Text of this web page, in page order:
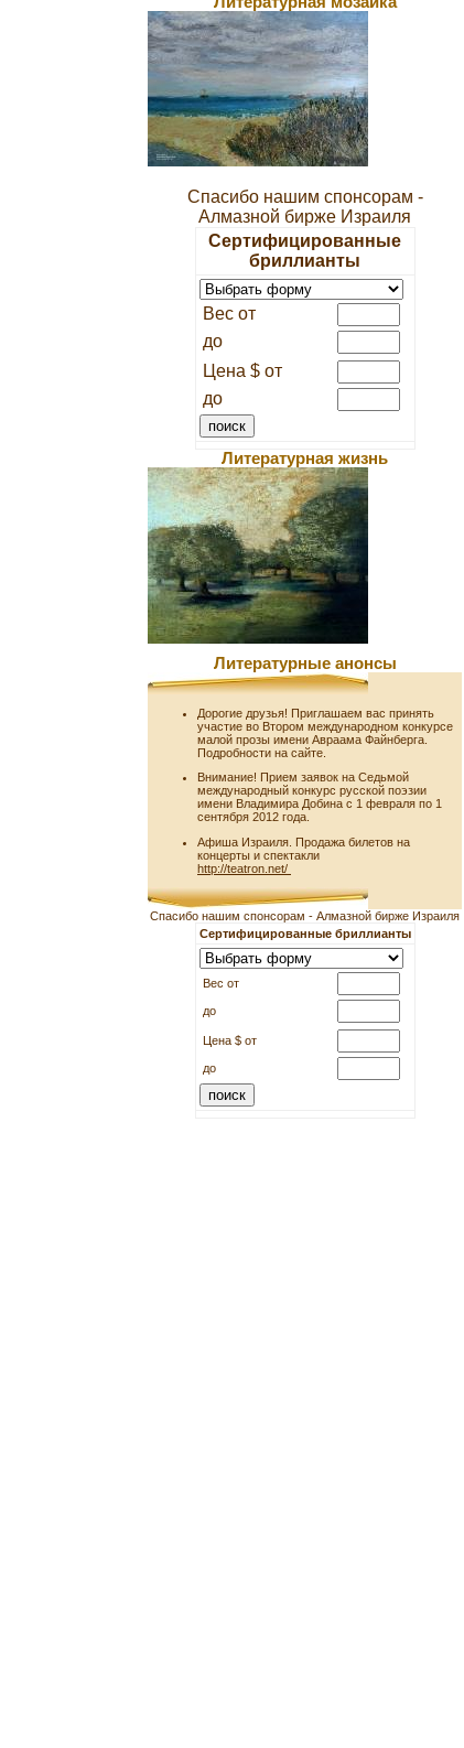
Спасибо нашим спонсорам -
Алмазной бирже Израиля
Сертифицированные
бриллианты
Вес от
до
Цена $ от
до
Литературная жизнь
Литературные анонсы
Дорогие друзья! Приглашаем вас принять
участие во Втором международном конкурсе
малой прозы имени Авраама Файнберга.
Подробности на сайте.
Внимание! Прием заявок на Седьмой
международный конкурс русской поэзии
имени Владимира Добина с 1 февраля по 1
сентября 2012 года.
Афиша Израиля. Продажа билетов на
концерты и спектакли
http://teatron.net/
Спасибо нашим спонсорам - Алмазной бирже Израиля
Сертифицированные бриллианты
Вес от
до
Цена $ от
до